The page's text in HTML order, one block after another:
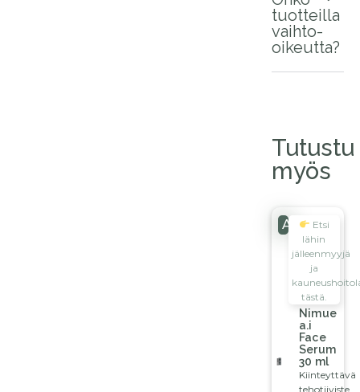
tuotteilla
vaihto-
oikeutta?
Tutustu
myös
Ale! Etsi
lähin
jälleenmyyjä
ja
tästä.
Nimue
a.i
Face
Serum
30 ml
Kiinteyttävä
tehotiiviste